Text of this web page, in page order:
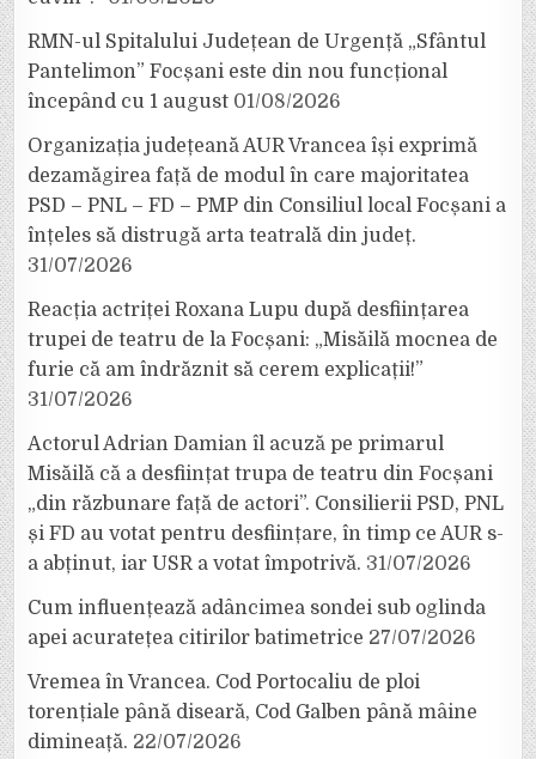
RMN-ul Spitalului Județean de Urgență „Sfântul
Pantelimon” Focșani este din nou funcțional
începând cu 1 august 01/08/2026
Organizația județeană AUR Vrancea își exprimă
dezamăgirea față de modul în care majoritatea
PSD – PNL – FD – PMP din Consiliul local Focșani a
înțeles să distrugă arta teatrală din județ.
31/07/2026
Reacția actriței Roxana Lupu după desființarea
trupei de teatru de la Focșani: „Misăilă mocnea de
furie că am îndrăznit să cerem explicații!”
31/07/2026
Actorul Adrian Damian îl acuză pe primarul
Misăilă că a desființat trupa de teatru din Focșani
„din răzbunare față de actori”. Consilierii PSD, PNL
și FD au votat pentru desființare, în timp ce AUR s-
a abținut, iar USR a votat împotrivă. 31/07/2026
Cum influențează adâncimea sondei sub oglinda
apei acuratețea citirilor batimetrice 27/07/2026
Vremea în Vrancea. Cod Portocaliu de ploi
torențiale până diseară, Cod Galben până mâine
dimineață. 22/07/2026